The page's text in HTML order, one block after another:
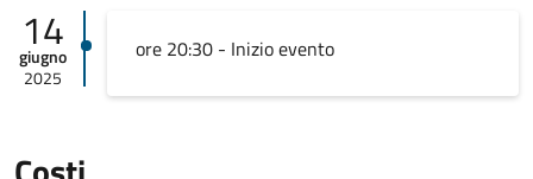
14
giugno
2025
ore 20:30 - Inizio evento